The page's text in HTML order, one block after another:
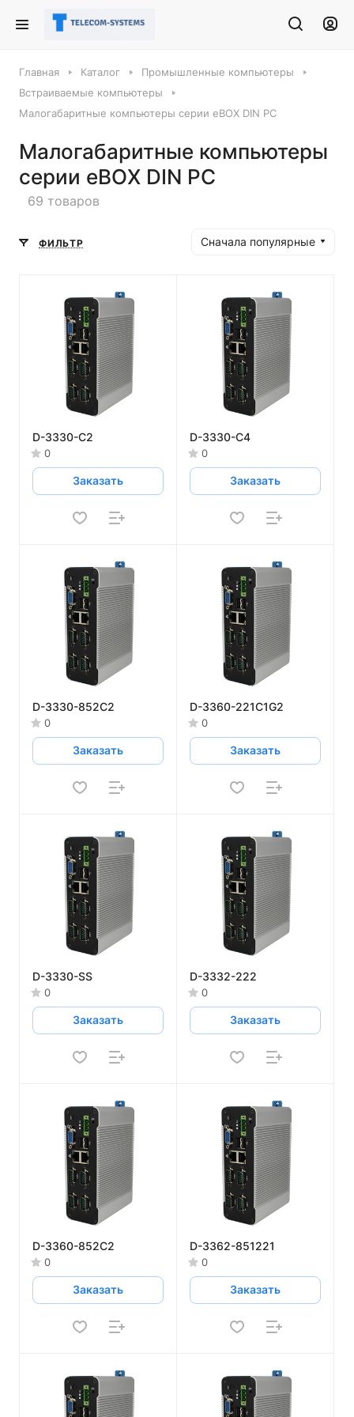
Главная Каталог
Промышленные компьютеры
Встраиваемые компьютеры
Малогабаритные компьютеры серии eBOX DIN PC
Малогабаритные компьютеры
серии eBOX DIN PC
69 товаров
ФИЛЬТР Сначала популярные
D-3330-C2
0
Заказать
D-3330-C4
0
Заказать
D-3330-852C2
0
Заказать
D-3360-221C1G2
0
Заказать
D-3330-SS
0
Заказать
D-3332-222
0
Заказать
D-3360-852C2
0
Заказать
D-3362-851221
0
Заказать